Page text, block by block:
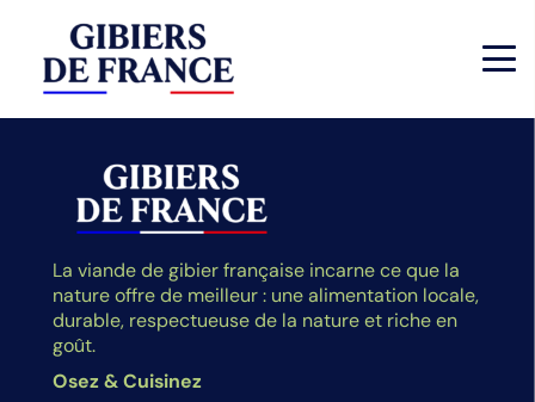
La viande de gibier française incarne ce que la
nature offre de meilleur : une alimentation locale,
durable, respectueuse de la nature et riche en
goût.
Osez & Cuisinez